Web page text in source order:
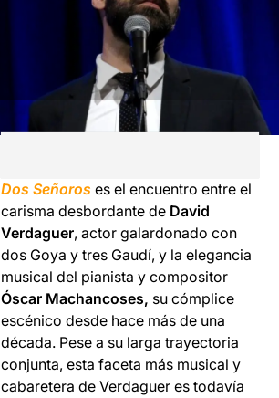
Dos Señoros es el encuentro entre el
carisma desbordante de David
Verdaguer, actor galardonado con
dos Goya y tres Gaudí, y la elegancia
musical del pianista y compositor
Óscar Machancoses, su cómplice
escénico desde hace más de una
década. Pese a su larga trayectoria
conjunta, esta faceta más musical y
cabaretera de Verdaguer es todavía